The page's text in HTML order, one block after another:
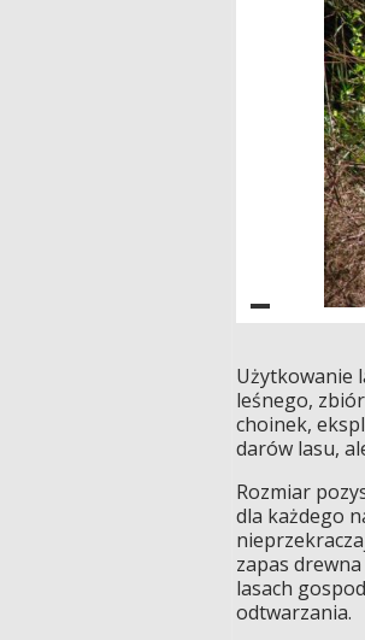
Użytkowanie
leśnego,
choinek,
darów lasu,
Rozmiar
dla każdego
zapas
lasach
odtwarzania.